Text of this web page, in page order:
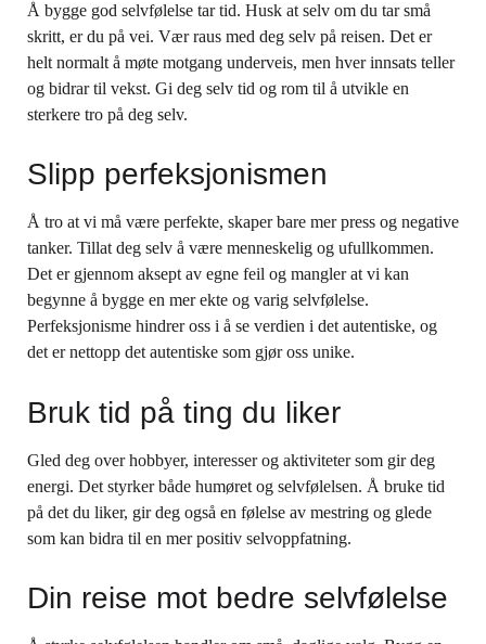
Å bygge god selvfølelse tar tid. Husk at selv om du tar små
skritt, er du på vei. Vær raus med deg selv på reisen. Det er
helt normalt å møte motgang underveis, men hver innsats teller
og bidrar til vekst. Gi deg selv tid og rom til å utvikle en
sterkere tro på deg selv.
Slipp perfeksjonismen
Å tro at vi må være perfekte, skaper bare mer press og negative
tanker. Tillat deg selv å være menneskelig og ufullkommen.
Det er gjennom aksept av egne feil og mangler at vi kan
begynne å bygge en mer ekte og varig selvfølelse.
Perfeksjonisme hindrer oss i å se verdien i det autentiske, og
det er nettopp det autentiske som gjør oss unike.
Bruk tid på ting du liker
Gled deg over hobbyer, interesser og aktiviteter som gir deg
energi. Det styrker både humøret og selvfølelsen. Å bruke tid
på det du liker, gir deg også en følelse av mestring og glede
som kan bidra til en mer positiv selvoppfatning.
Din reise mot bedre selvfølelse